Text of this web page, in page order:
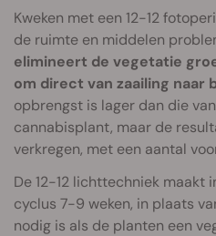
Kweken met een 12-12
de ruimte en middelen
elimineert de vegetatie
om direct van zaailing naar
opbrengst is lager dan die
cannabisplant, maar de
verkregen, met een aantal
De 12-12 lichttechniek maakt
cyclus 7-9 weken, in plaats
nodig is als de planten een